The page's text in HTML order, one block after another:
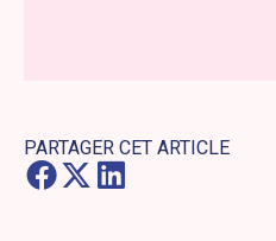
PARTAGER CET ARTICLE